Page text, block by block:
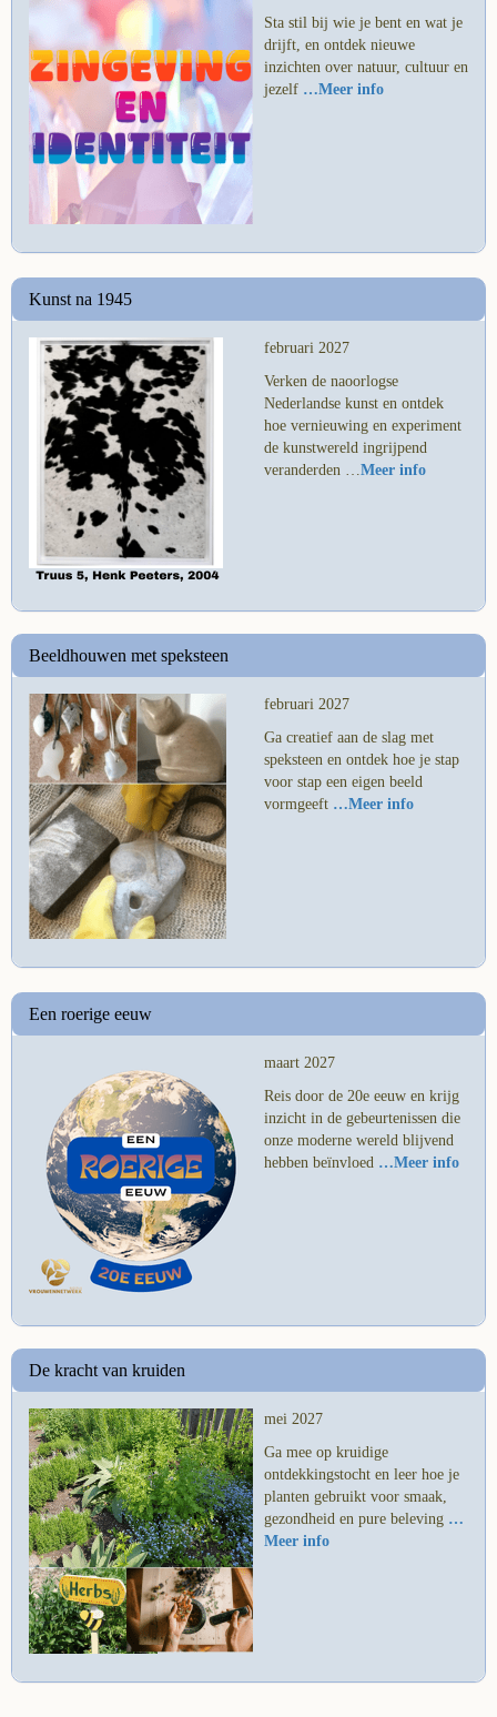
Sta stil bij wie je bent en wat je
drijft, en ontdek nieuwe
inzichten over natuur, cultuur en
jezelf …Meer info
Kunst na 1945
februari 2027
Verken de naoorlogse
Nederlandse kunst en ontdek
hoe vernieuwing en experiment
de kunstwereld ingrijpend
veranderden …Meer info
Beeldhouwen met speksteen
februari 2027
Ga creatief aan de slag met
speksteen en ontdek hoe je stap
voor stap een eigen beeld
vormgeeft …Meer info
Een roerige eeuw
maart 2027
Reis door de 20e eeuw en krijg
inzicht in de gebeurtenissen die
onze moderne wereld blijvend
hebben beïnvloed …Meer info
De kracht van kruiden
mei 2027
Ga mee op kruidige
ontdekkingstocht en leer hoe je
planten gebruikt voor smaak,
gezondheid en pure beleving …
Meer info